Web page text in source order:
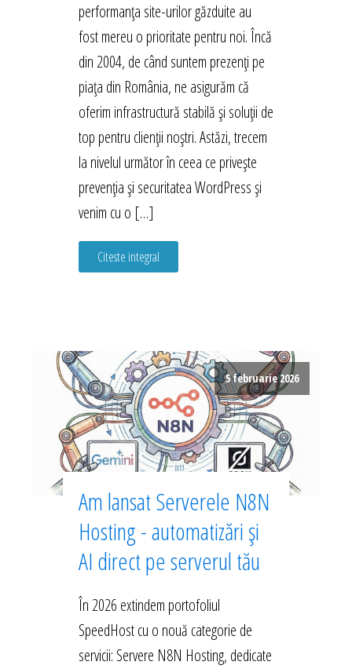
performanța site-urilor găzduite au
fost mereu o prioritate pentru noi. Încă
din 2004, de când suntem prezenți pe
piața din România, ne asigurăm că
oferim infrastructură stabilă și soluții de
top pentru clienții noștri. Astăzi, trecem
la nivelul următor în ceea ce privește
prevenția și securitatea WordPress și
venim cu o […]
Citeste integral
5 februarie 2026
Am lansat Serverele N8N
Hosting - automatizări și
AI direct pe serverul tău
În 2026 extindem portofoliul
SpeedHost cu o nouă categorie de
servicii: Servere N8N Hosting, dedicate